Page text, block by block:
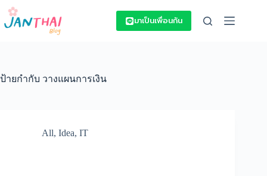
Skip
content
มาเป็นเพื่อนกัน
ป้ายกำกับ วางแผนการเงิน
All, Idea, IT